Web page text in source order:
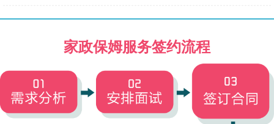
家政保姆服务签约流程